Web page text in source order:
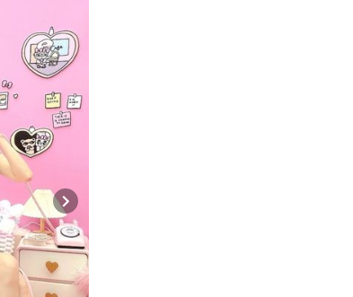
Next slide